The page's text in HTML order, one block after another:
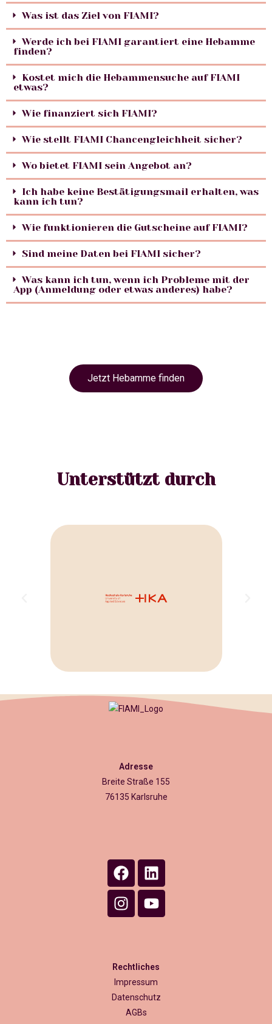
Was ist das Ziel von FIAMI?
Werde ich bei FIAMI garantiert eine Hebamme
finden?
Kostet mich die Hebammensuche auf FIAMI
etwas?
Wie finanziert sich FIAMI?
Wie stellt FIAMI Chancengleichheit sicher?
Wo bietet FIAMI sein Angebot an?
Ich habe keine Bestätigungsmail erhalten, was
kann ich tun?
Wie funktionieren die Gutscheine auf FIAMI?
Sind meine Daten bei FIAMI sicher?
Was kann ich tun, wenn ich Probleme mit der
App (Anmeldung oder etwas anderes) habe?
Jetzt Hebamme finden
Unterstützt durch
Adresse
Breite Straße 155
76135 Karlsruhe
Rechtliches
Impressum
Datenschutz
AGBs